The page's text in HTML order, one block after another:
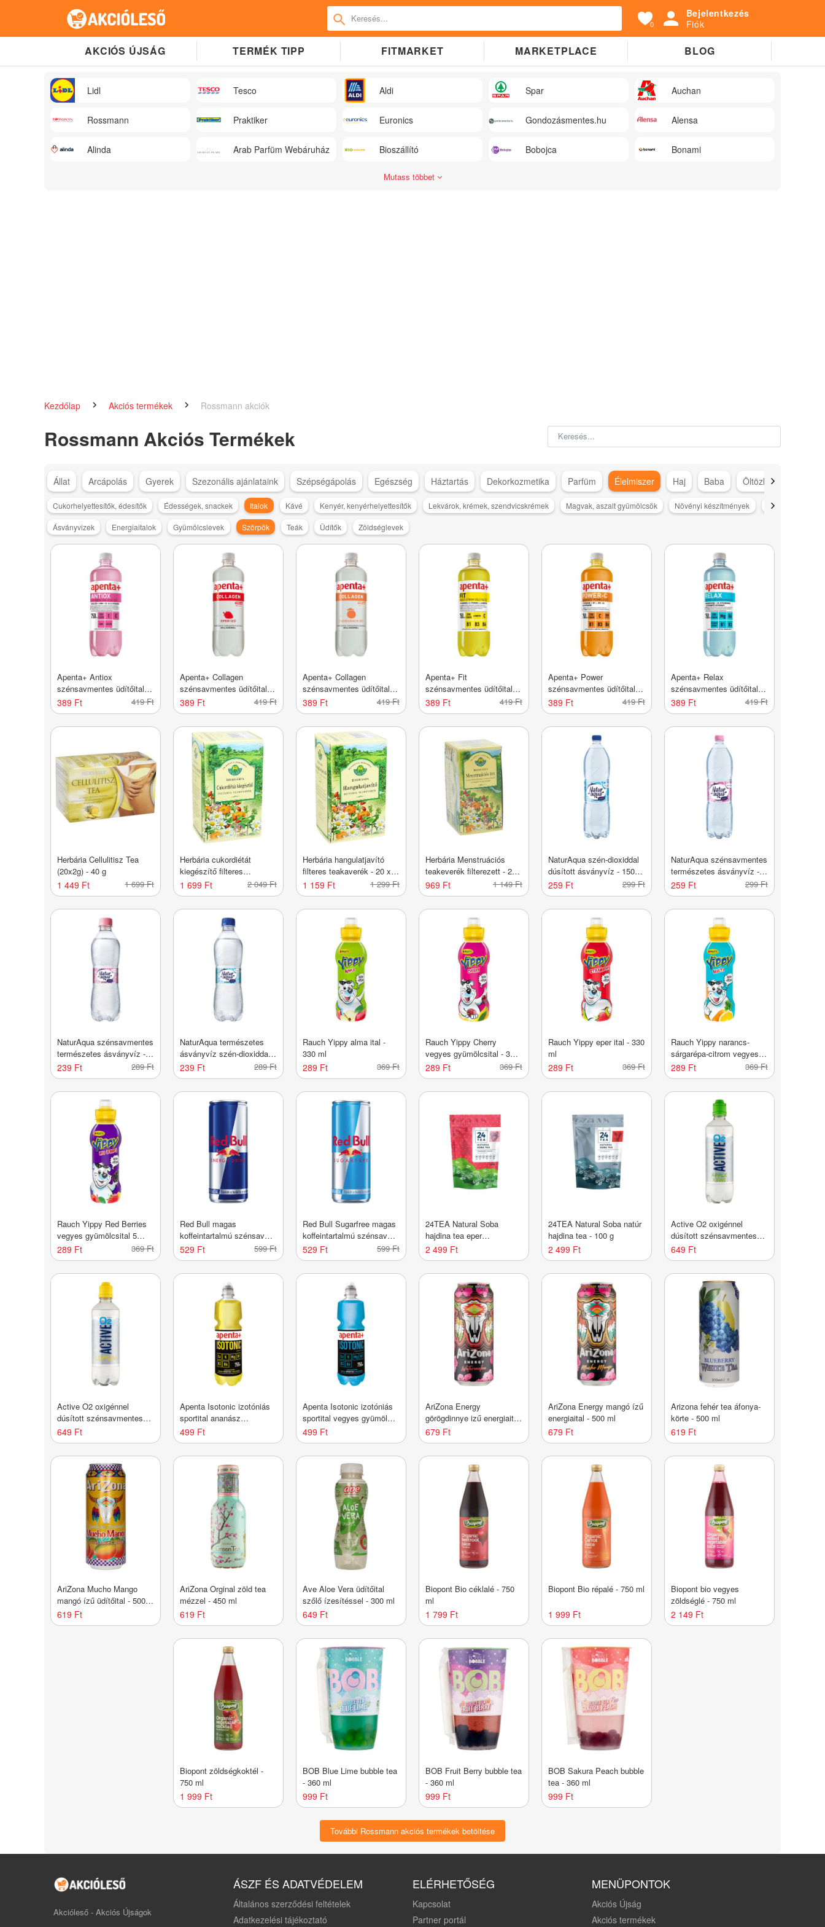
0
Bejelentkezés
Fiók
AKCIÓS ÚJSÁG TERMÉK TIPP FITMARKET MARKETPLACE BLOG
Lidl Tesco Aldi Spar Auchan
Rossmann Praktiker Euronics Gondozásmentes.hu Alensa
Alinda Arab Parfüm Webáruház Bioszállító Bobojca Bonami
Mutass többet
Kezdőlap Akciós termékek Rossmann akciók
Rossmann Akciós Termékek
Állat Arcápolás Gyerek Szezonális ajánlataink Szépségápolás Egészség Háztartás Dekorkozmetika Parfüm Élelmiszer Haj Baba Öltözködés
Cukorhelyettesítők, édesítők Édességek, snackek Italok Kávé Kenyér, kenyérhelyettesítők Lekvárok, krémek, szendvicskrémek Magvak, aszalt gyümölcsök Növényi készítmények Olajok, ecetek
Ásványvizek Energiaitalok Gyümölcslevek Szörpök Teák Üdítők Zöldséglevek
Apenta+ Antiox
szénsavmentes üdítőital
vitaminokkal gránátalma-
acia ízű - 750 ml
389 Ft 419 Ft
Apenta+ Collagen
szénsavmentes üdítőital
kollagénnel eper ízű - 750
ml
389 Ft 419 Ft
Apenta+ Collagen
szénsavmentes üdítőital
kollagénnel őszibarack ízű
-750 ml
389 Ft 419 Ft
Apenta+ Fit
szénsavmentes üdítőital
vitaminokal mangó-citrom-
zöld tea ízű - 750 ml
389 Ft 419 Ft
Apenta+ Power
szénsavmentes üdítőital
vitaminokkal narancs-
pomelo ízű - 750 ml
389 Ft 419 Ft
Apenta+ Relax
szénsavmentes üdítőital
vitaminokkal feketeribizli-
vörösáfonya-hibiszkusz
ízű - 750 ml
389 Ft 419 Ft
Herbária Cellulitisz Tea
(20x2g) - 40 g
1 449 Ft 1 699 Ft
Herbária cukordiétát
kiegészítő filteres
teakeverék - 20 x 1,5 g
1 699 Ft 2 049 Ft
Herbária hangulatjavító
filteres teakaverék - 20 x
1,5 g
1 159 Ft 1 299 Ft
Herbária Menstruációs
teakeverék filterezett - 20
db
969 Ft 1 149 Ft
NaturAqua szén-dioxiddal
dúsított ásványvíz - 1500
ml
259 Ft 299 Ft
NaturAqua szénsavmentes
természetes ásványvíz -
1500 ml
259 Ft 299 Ft
NaturAqua szénsavmentes
természetes ásványvíz -
500 ml
239 Ft 289 Ft
NaturAqua természetes
ásványvíz szén-dioxiddal
dúsítva - 500 ml
239 Ft 289 Ft
Rauch Yippy alma ital -
330 ml
289 Ft 369 Ft
Rauch Yippy Cherry
vegyes gyümölcsital - 330
ml
289 Ft 369 Ft
Rauch Yippy eper ital - 330
ml
289 Ft 369 Ft
Rauch Yippy narancs-
sárgarépa-citrom vegyes
gyümölcsital - 330 ml
289 Ft 369 Ft
Rauch Yippy Red Berries
vegyes gyümölcsital 5
vitaminnal és kalciummal -
330 ml
289 Ft 369 Ft
Red Bull magas
koffeintartalmú szénsavas
energiaital - 250 ml
529 Ft 599 Ft
Red Bull Sugarfree magas
koffeintartalmú szénsavas
energiaital
édesítőszerekkel - 250 ml
529 Ft 599 Ft
24TEA Natural Soba
hajdina tea eper
ízesítéssel - 100 g
2 499 Ft
24TEA Natural Soba natúr
hajdina tea - 100 g
2 499 Ft
Active O2 oxigénnel
dúsított szénsavmentes
üdítőital alma-kiwi ízű -
500 ml
649 Ft
Active O2 oxigénnel
dúsított szénsavmentes
üdítőital citrom ízű - 500
ml
649 Ft
Apenta Isotonic izotóniás
sportital ananász
ízesítéssel - 750 ml
499 Ft
Apenta Isotonic izotóniás
sportital vegyes gyümölcs
ízesítéssel - 750 ml
499 Ft
AriZona Energy
görögdinnye izű energiaital
- 500 ml
679 Ft
AriZona Energy mangó ízű
energiaital - 500 ml
679 Ft
Arizona fehér tea áfonya-
körte - 500 ml
619 Ft
AriZona Mucho Mango
mangó ízű üdítőital - 500
ml
619 Ft
AriZona Orginal zöld tea
mézzel - 450 ml
619 Ft
Ave Aloe Vera üdítőital
szőlő ízesítéssel - 300 ml
649 Ft
Biopont Bio céklalé - 750
ml
1 799 Ft
Biopont Bio répalé - 750 ml
1 999 Ft
Biopont bio vegyes
zöldséglé - 750 ml
2 149 Ft
Biopont zöldségkoktél -
750 ml
1 999 Ft
BOB Blue Lime bubble tea
- 360 ml
999 Ft
BOB Fruit Berry bubble tea
- 360 ml
999 Ft
BOB Sakura Peach bubble
tea - 360 ml
999 Ft
További Rossmann akciós termékek betöltése
Akcióleső - Akciós Újságok
ÁSZF ÉS ADATVÉDELEM
Általános szerződési feltételek
Adatkezelési tájékoztató
ELÉRHETŐSÉG
Kapcsolat
Partner portál
MENÜPONTOK
Akciós Újság
Akciós termékek